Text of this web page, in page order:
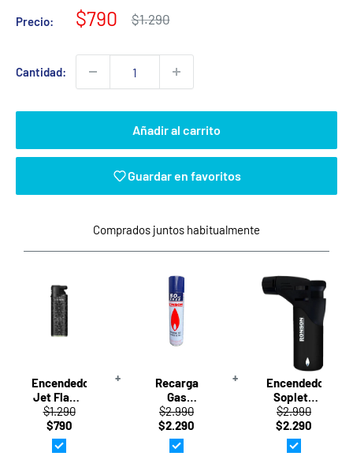
Precio:
Precio
venta
$790
Precio
$1.290
Cantidad:
Añadir al carrito
Guardar en favoritos
Comprados juntos habitualmente
Encendedor
Jet Flame
Recargable
Tipo
Soplete ·
1u ·
$1.290
$790
+
Recarga
Gas
Butano
300ml
para
Encendedores
$2.990
$2.290
+
Encendedor
Soplete
Torch 1un
Ronson
$2.990
$2.290